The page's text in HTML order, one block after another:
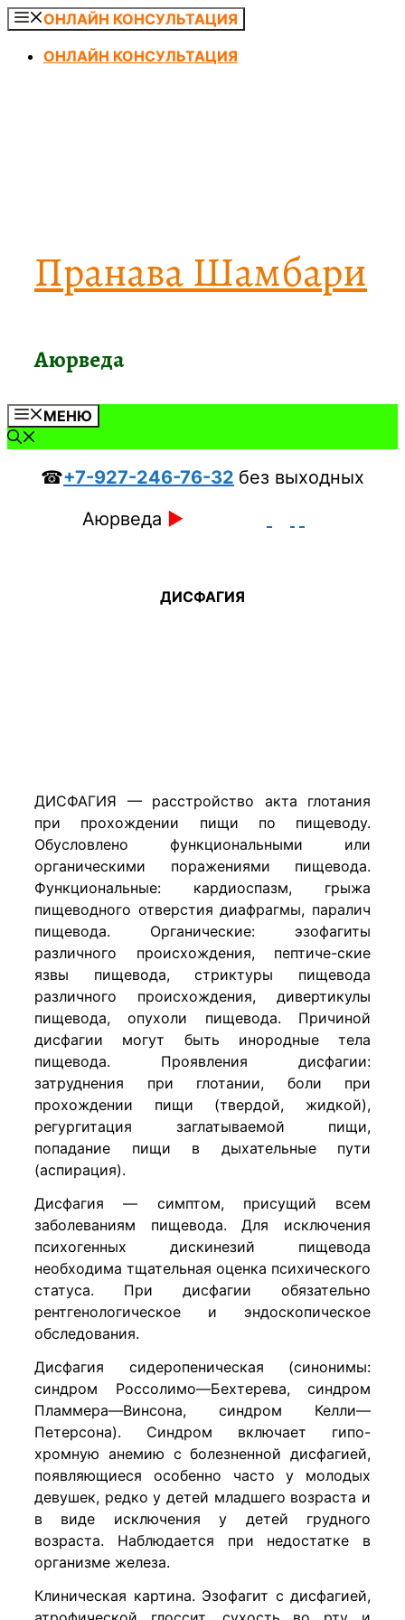
Перейти
содержимому
ОНЛАЙН КОНСУЛЬТАЦИЯ
ОНЛАЙН КОНСУЛЬТАЦИЯ
Пранава Шамбари
Аюрведа
МЕНЮ
☎+7-927-246-76-32 без выходных
Аюрведа ►
ДИСФАГИЯ
ДИСФАГИЯ — расстройство акта глотания
при прохождении пищи по пищеводу.
Обусловлено функциональными или
органическими поражениями пищевода.
Функциональные: кардиоспазм, грыжа
пищеводного отверстия диафрагмы, паралич
пищевода. Органические: эзофагиты
различного происхождения, пептиче-ские
язвы пищевода, стриктуры пищевода
различного происхождения, дивертикулы
пищевода, опухоли пищевода. Причиной
дисфагии могут быть инородные тела
пищевода. Проявления дисфагии:
затруднения при глотании, боли при
прохождении пищи (твердой, жидкой),
регургитация заглатываемой пищи,
попадание пищи в дыхательные пути
(аспирация).
Дисфагия — симптом, присущий всем
заболеваниям пищевода. Для исключения
психогенных дискинезий пищевода
необходима тщательная оценка психического
статуса. При дисфагии обязательно
рентгенологическое и эндоскопическое
обследования.
Дисфагия сидеропеническая (синонимы:
синдром Россолимо—Бехтерева, синдром
Пламмера—Винсона, синдром Келли—
Петерсона). Синдром включает гипо-
хромную анемию с болезненной дисфагией,
появляющиеся особенно часто у молодых
девушек, редко у детей младшего возраста и
в виде исключения у детей грудного
возраста. Наблюдается при недостатке в
организме железа.
Клиническая картина. Эзофагит с дисфагией,